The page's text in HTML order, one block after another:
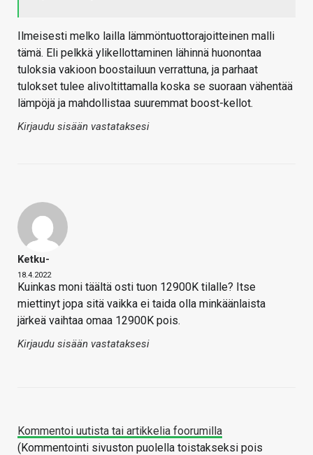
Ilmeisesti melko lailla lämmöntuottorajoitteinen malli
tämä. Eli pelkkä ylikellottaminen lähinnä huonontaa
tuloksia vakioon boostailuun verrattuna, ja parhaat
tulokset tulee alivoltittamalla koska se suoraan vähentää
lämpöjä ja mahdollistaa suuremmat boost-kellot.
Kirjaudu sisään vastataksesi
Ketku-
18.4.2022
Kuinkas moni täältä osti tuon 12900K tilalle? Itse
miettinyt jopa sitä vaikka ei taida olla minkäänlaista
järkeä vaihtaa omaa 12900K pois.
Kirjaudu sisään vastataksesi
Kommentoi uutista tai artikkelia foorumilla
(Kommentointi sivuston puolella toistakseksi pois